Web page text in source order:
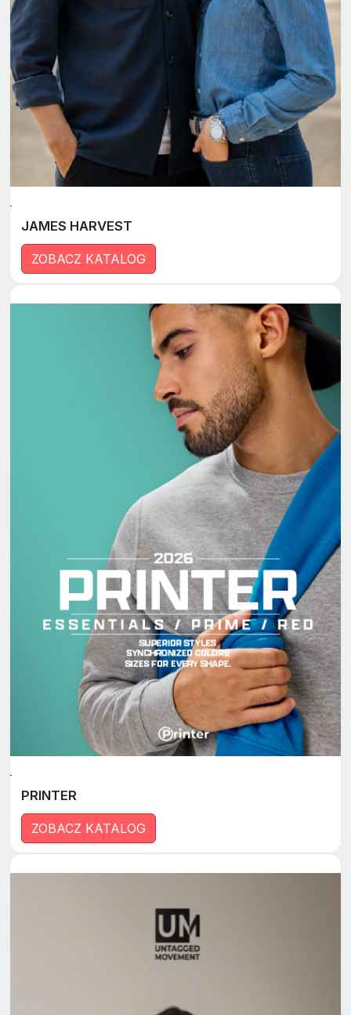
JAMES HARVEST
ZOBACZ KATALOG
PRINTER
ZOBACZ KATALOG